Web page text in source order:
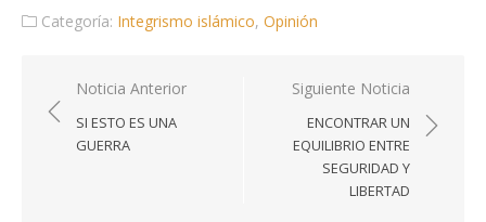
Categoría: Integrismo islámico, Opinión
Navegación
de
entradas
Noticia Anterior
SI ESTO ES UNA
GUERRA
Siguiente Noticia
ENCONTRAR UN
EQUILIBRIO ENTRE
SEGURIDAD Y
LIBERTAD